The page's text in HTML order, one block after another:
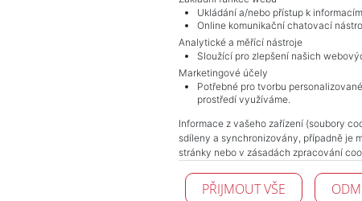
Ukládání a/nebo přístup k
Online komunikační chatovací
Analytické a měřící nástroje
Sloužící pro zlepšení našich
Marketingové účely
Potřebné pro tvorbu
prostředí využíváme.
Informace z vašeho zařízení (soubory
sdíleny a synchronizovány, případně je
stránky nebo v zásadách zpracování
PŘIJMOUT VŠE